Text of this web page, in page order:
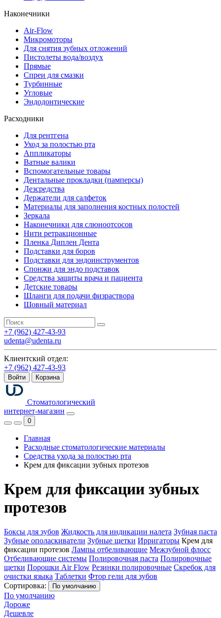
Наконечники
Air-Flow
Микромоторы
Для снятия зубных отложений
Пистолеты вода/воздух
Прямые
Спреи для смазки
Турбинные
Угловые
Эндодонтические
Расходники
Для рентгена
Уход за полостью рта
Аппликаторы
Ватные валики
Вспомогательные товары
Дентальные прокладки (памперсы)
Дезсредства
Держатели для салфеток
Материалы для заполнения костных полостей
Зеркала
Наконечники для слюноотсосов
Нити ретракционные
Пленка Диплен Дента
Подставки для боров
Подставки для эндоинструментов
Спонжи для эндо подставок
Средства защиты врача и пациента
Детские товары
Шланги для подачи физраствора
Шовный материал
+7 (962) 427-43-93
udenta@udenta.ru
Клиентский отдел:
+7 (962) 427-43-93
Войти Корзина
Стоматологический
интернет-магазин
0
Главная
Расходные стоматологические материалы
Средства ухода за полостью рта
Крем для фиксации зубных протезов
Крем для фиксации зубных
протезов
Боксы для зубов Жидкость для индикации налета Зубная паста
Зубные ополаскиватели Зубные щетки Ирригаторы Крем для
фиксации протезов Лампы отбеливающие Межзубной флосс
Отбеливающие системы Полировочная паста Полировочные
щетки Порошки Air Flow Резинки полировочные Скребок для
очистки языка Таблетки Фтор гели для зубов
Сортировка:
По умолчанию
По умолчанию
Дороже
Дешевле